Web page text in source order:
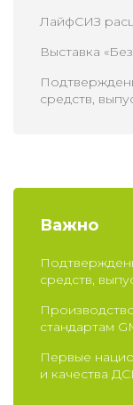
ЛайфСИЗ
Выставка
средств,
Важно
средств,
стандартам
Первые
и качества